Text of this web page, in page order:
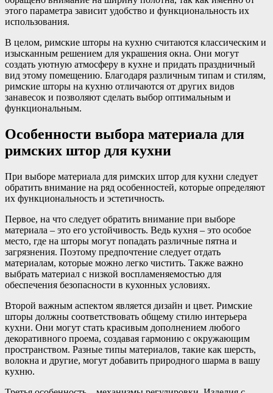
этого параметра зависит удобство и функциональность их
использования.
В целом, римские шторы на кухню считаются классическим и
изысканным решением для украшения окна. Они могут
создать уютную атмосферу в кухне и придать праздничный
вид этому помещению. Благодаря различным типам и стилям,
римские шторы на кухню отличаются от других видов
занавесок и позволяют сделать выбор оптимальным и
функциональным.
Особенности выбора материала для
римских штор для кухни
При выборе материала для римских штор для кухни следует
обратить внимание на ряд особенностей, которые определяют
их функциональность и эстетичность.
Первое, на что следует обратить внимание при выборе
материала – это его устойчивость. Ведь кухня – это особое
место, где на шторы могут попадать различные пятна и
загрязнения. Поэтому предпочтение следует отдать
материалам, которые можно легко чистить. Также важно
выбрать материал с низкой воспламеняемостью для
обеспечения безопасности в кухонных условиях.
Второй важным аспектом является дизайн и цвет. Римские
шторы должны соответствовать общему стилю интерьера
кухни. Они могут стать красивым дополнением любого
декоративного проема, создавая гармонию с окружающим
пространством. Разные типы материалов, такие как шерсть,
волокна и другие, могут добавить природного шарма в вашу
кухню.